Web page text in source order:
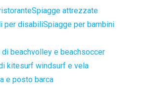
Spiagge attrezzate
per disabiliSpiagge per bambini
beachvolley e beachsoccer
kitesurf windsurf e vela
e posto barca